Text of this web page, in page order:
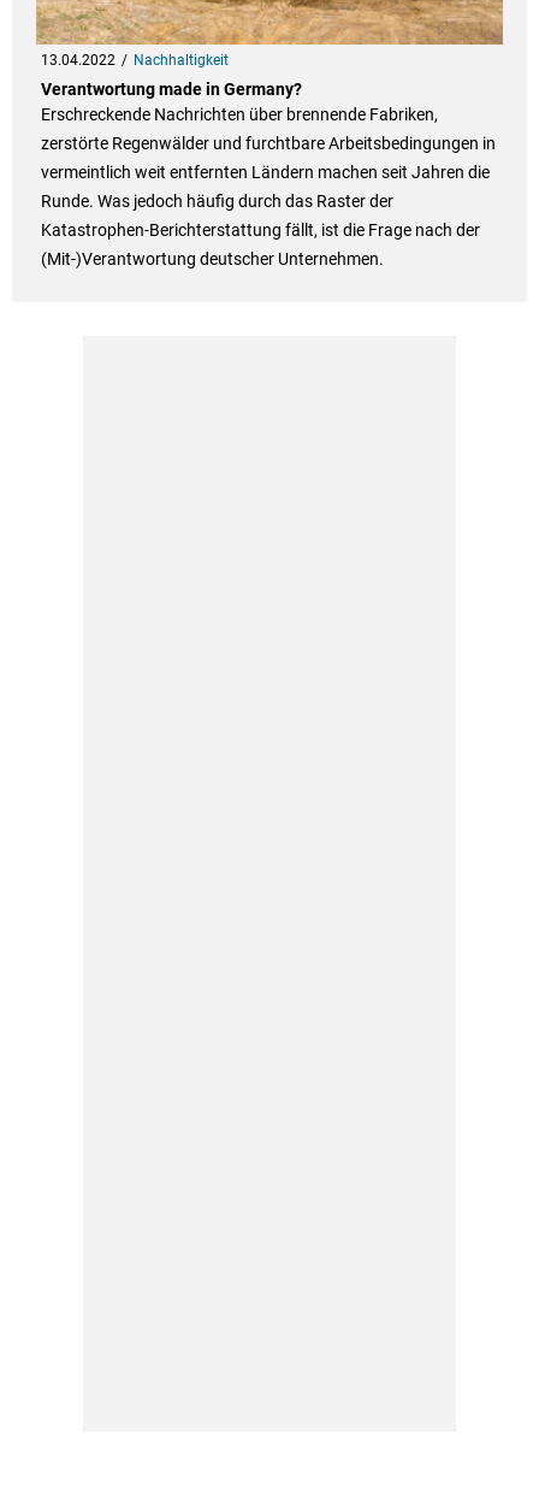
13.04.2022 Nachhaltigkeit
Verantwortung made in Germany?
Erschreckende Nachrichten über brennende Fabriken,
zerstörte Regenwälder und furchtbare Arbeitsbedingungen in
vermeintlich weit entfernten Ländern machen seit Jahren die
Runde. Was jedoch häufig durch das Raster der
Katastrophen-Berichterstattung fällt, ist die Frage nach der
(Mit-)Verantwortung deutscher Unternehmen.